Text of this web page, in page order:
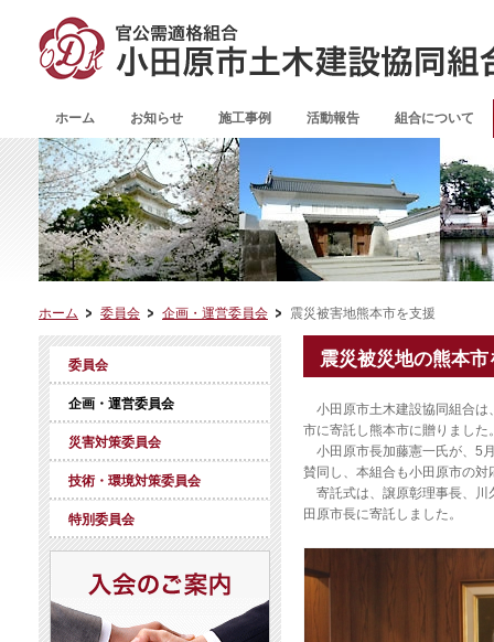
ホーム お知らせ 施工事例 活動報告 組合について
ホーム 委員会 企画・運営委員会 震災被害地熊本市を支援
震災被災地の熊本市
小田原市土木建設協同組合は
市に寄託し熊本市に贈りました
小田原市長加藤憲一氏が、5
賛同し、本組合も小田原市の
寄託式は、譲原彰理事長、川
田原市長に寄託しました。
委員会
企画・運営委員会
災害対策委員会
技術・環境対策委員会
特別委員会